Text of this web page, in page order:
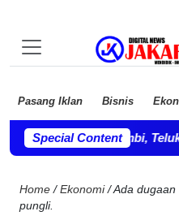
Pasang Iklan Bisnis
Special Content
Kosambi, Teluknaga dan
Home / Ekonomi/Ada dugaan
pungli.